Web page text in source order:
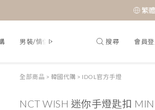
繁
男裝/情侶裝 搜尋 會員登
全部商品 > 韓國代購 > IDOL官方手燈
NCT WISH 迷你手燈匙扣